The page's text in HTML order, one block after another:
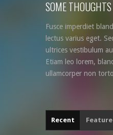
SOME THOUGHTS
Fusce imperdiet
lectus varius eget.
ultrices vestibulum
Etiam leo lorem,
ullamcorper non
Recent